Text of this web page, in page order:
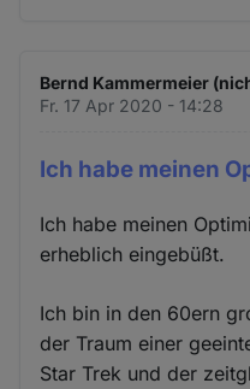
Bernd Kammermeier
Fr. 17 Apr 2020 - 14:28
Ich habe meinen
Ich habe meinen
erheblich eingebüßt.
Ich bin in den 60ern
der Traum einer
Star Trek und der